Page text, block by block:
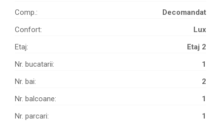
Comp.:
Decomandat
Confort:
Lux
Etaj:
Etaj 2
Nr. bucatarii:
1
Nr. bai:
2
Nr. balcoane:
1
Nr. parcari:
1